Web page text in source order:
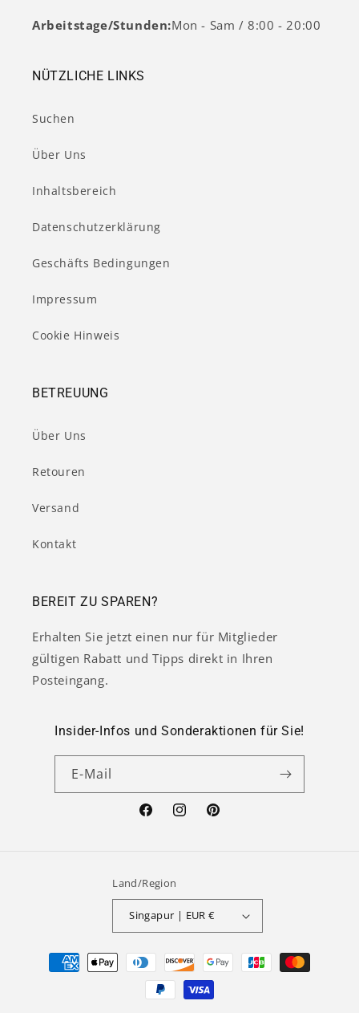
Arbeitstage/Stunden:Mon - Sam / 8:00 - 20:00
NÜTZLICHE LINKS
Suchen
Über Uns
Inhaltsbereich
Datenschutzerklärung
Geschäfts Bedingungen
Impressum
Cookie Hinweis
BETREUUNG
Über Uns
Retouren
Versand
Kontakt
BEREIT ZU SPAREN?
Erhalten Sie jetzt einen nur für Mitglieder
gültigen Rabatt und Tipps direkt in Ihren
Posteingang.
Insider-Infos und Sonderaktionen für Sie!
E-Mail
FacebookInstagramPinterest
Land/Region
Singapur | EUR €
Zahlungsmethoden